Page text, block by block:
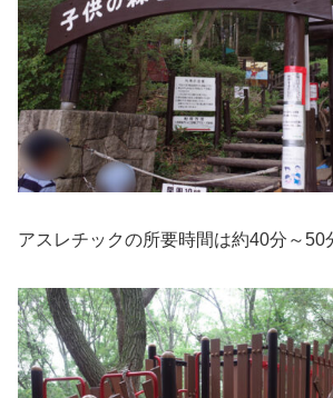
アスレチックの所要時間は約40分～50